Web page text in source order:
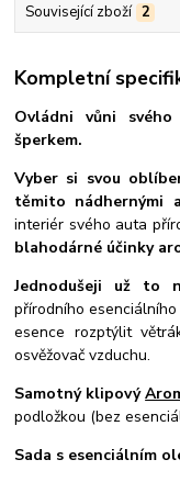
Související zboží 2
Kompletní
Ovládni vůni
šperkem.
Vyber si svou
těmito nádhernými
interiér svého auta
blahodárné účinky
Jednodušeji už to
přírodního
esence rozptýlit
osvěžovač vzduchu.
Samotný klipový
podložkou (bez
Sada s esenciálním